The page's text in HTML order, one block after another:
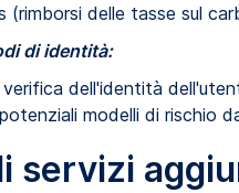
(rimborsi delle tasse sul
di identità:
dell'identità
modelli di rischio
servizi